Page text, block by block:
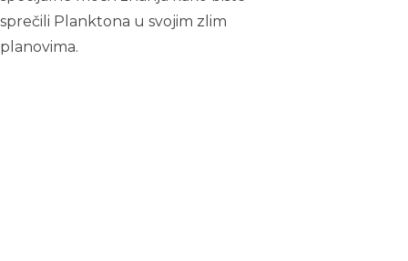
sprečili Planktona u svojim zlim
planovima.